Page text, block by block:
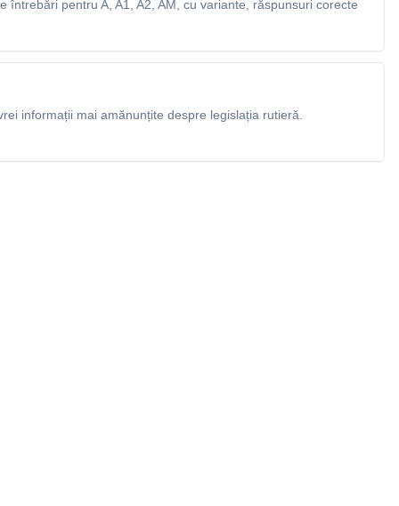
întrebări pentru A, A1, A2, AM, cu variante, răspunsuri corecte
informații mai amănunțite despre legislația rutieră.